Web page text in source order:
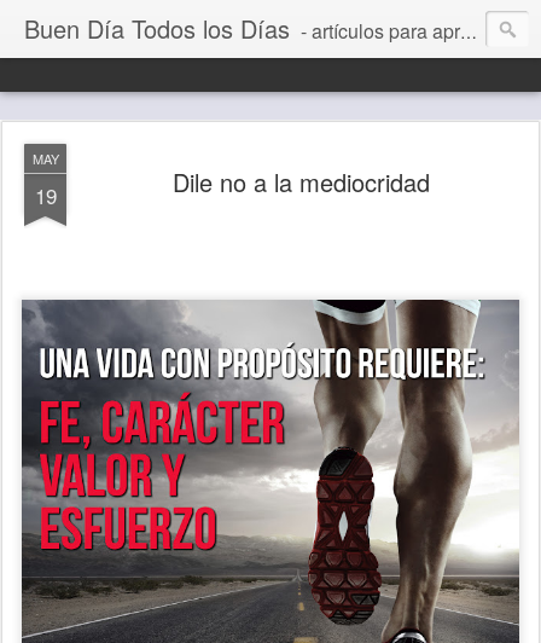
Buen Día Todos los Días - artículos para aprender a vivir mejor, un día a la vez. Por Juan C Quintero
MAY
19 Dile no a la mediocridad